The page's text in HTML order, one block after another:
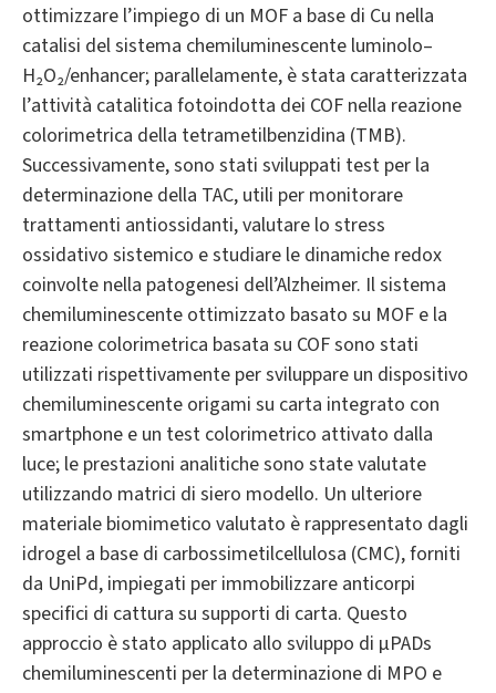
ottimizzare l’impiego di un MOF a base di Cu nella
catalisi del sistema chemiluminescente luminolo–
H₂O₂/enhancer; parallelamente, è stata caratterizzata
l’attività catalitica fotoindotta dei COF nella reazione
colorimetrica della tetrametilbenzidina (TMB).
Successivamente, sono stati sviluppati test per la
determinazione della TAC, utili per monitorare
trattamenti antiossidanti, valutare lo stress
ossidativo sistemico e studiare le dinamiche redox
coinvolte nella patogenesi dell’Alzheimer. Il sistema
chemiluminescente ottimizzato basato su MOF e la
reazione colorimetrica basata su COF sono stati
utilizzati rispettivamente per sviluppare un dispositivo
chemiluminescente origami su carta integrato con
smartphone e un test colorimetrico attivato dalla
luce; le prestazioni analitiche sono state valutate
utilizzando matrici di siero modello. Un ulteriore
materiale biomimetico valutato è rappresentato dagli
idrogel a base di carbossimetilcellulosa (CMC), forniti
da UniPd, impiegati per immobilizzare anticorpi
specifici di cattura su supporti di carta. Questo
approccio è stato applicato allo sviluppo di µPADs
chemiluminescenti per la determinazione di MPO e